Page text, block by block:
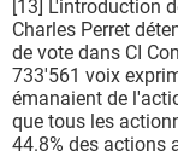
[13] L'introduction
Charles Perret
de vote dans CI
733'561 voix
émanaient de
que tous les
44.8% des actions